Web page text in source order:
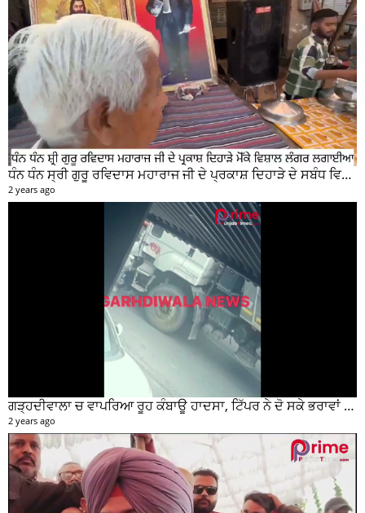
ਧੰਨ ਧੰਨ ਸ੍ਰੀ ਗੁਰੂ ਰਵਿਦਾਸ ਮਹਾਰਾਜ ਜੀ ਦੇ ਪ੍ਰਕਾਸ਼ ਦਿਹਾੜੇ ਦੇ ਸਬੰਧ ਵਿਚ ਮੇਨ ਰੋੜ ਵਿਖੇ ਲਾਗਾਇਆ ਵਿਸ਼ਾਲ ਲੰਗਰ
2 years ago
ਗੜ੍ਹਦੀਵਾਲਾ ਚ ਵਾਪਰਿਆ ਰੂਹ ਕੰਬਾਊ ਹਾਦਸਾ, ਟਿੱਪਰ ਨੇ ਦੋ ਸਕੇ ਭਰਾਵਾਂ ਨੂੰ ਕੁਚਲਿਆ, ਸੀਸੀਟੀਵੀ ਫੁਟੇਜ ਵੀ ਆਈ ਸਾਹਮਣੇ
2 years ago